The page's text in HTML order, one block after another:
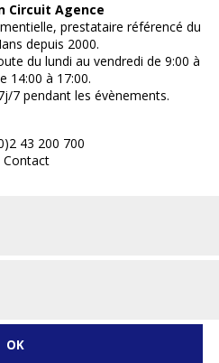
Circuit Agence
prestataire référencé du
depuis 2000.
du lundi au vendredi de 9:00 à
14:00 à 17:00.
7 pendant les évènements.
43 200 700
Contact